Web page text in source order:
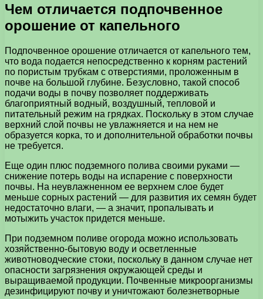
Чем отличается подпочвенное
орошение от капельного
Подпочвенное орошение отличается от капельного тем,
что вода подается непосредственно к корням растений
по пористым трубкам с отверстиями, проложенным в
почве на большой глубине. Безусловно, такой способ
подачи воды в почву позволяет поддерживать
благоприятный водный, воздушный, тепловой и
питательный режим на грядках. Поскольку в этом случае
верхний слой почвы не увлажняется и на нем не
образуется корка, то и дополнительной обработки почвы
не требуется.
Еще один плюс подземного полива своими руками —
снижение потерь воды на испарение с поверхности
почвы. На неувлажненном ее верхнем слое будет
меньше сорных растений — для развития их семян будет
недостаточно влаги, — а значит, пропалывать и
мотыжить участок придется меньше.
При подземном поливе огорода можно использовать
хозяйственно-бытовую воду и осветленные
животноводческие стоки, поскольку в данном случае нет
опасности загрязнения окружающей среды и
выращиваемой продукции. Почвенные микроорганизмы
дезинфицируют почву и уничтожают болезнетворные